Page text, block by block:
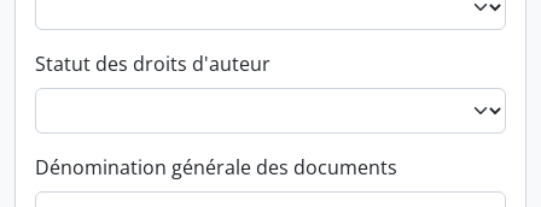
Statut des droits d'auteur
Dénomination générale des documents